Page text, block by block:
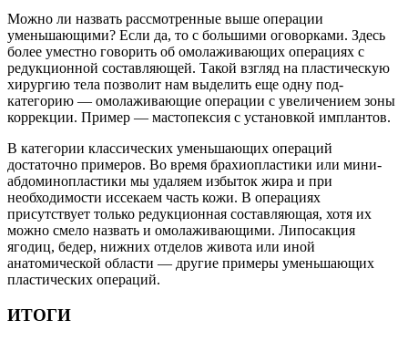
Можно ли назвать рассмотренные выше операции
уменьшающими? Если да, то с большими оговорками. Здесь
более уместно говорить об омолаживающих операциях с
редукционной составляющей. Такой взгляд на пластическую
хирургию тела позволит нам выделить еще одну под-
категорию — омолаживающие операции с увеличением зоны
коррекции. Пример — мастопексия с установкой имплантов.
В категории классических уменьшающих операций
достаточно примеров. Во время брахиопластики или мини-
абдоминопластики мы удаляем избыток жира и при
необходимости иссекаем часть кожи. В операциях
присутствует только редукционная составляющая, хотя их
можно смело назвать и омолаживающими. Липосакция
ягодиц, бедер, нижних отделов живота или иной
анатомической области — другие примеры уменьшающих
пластических операций.
ИТОГИ